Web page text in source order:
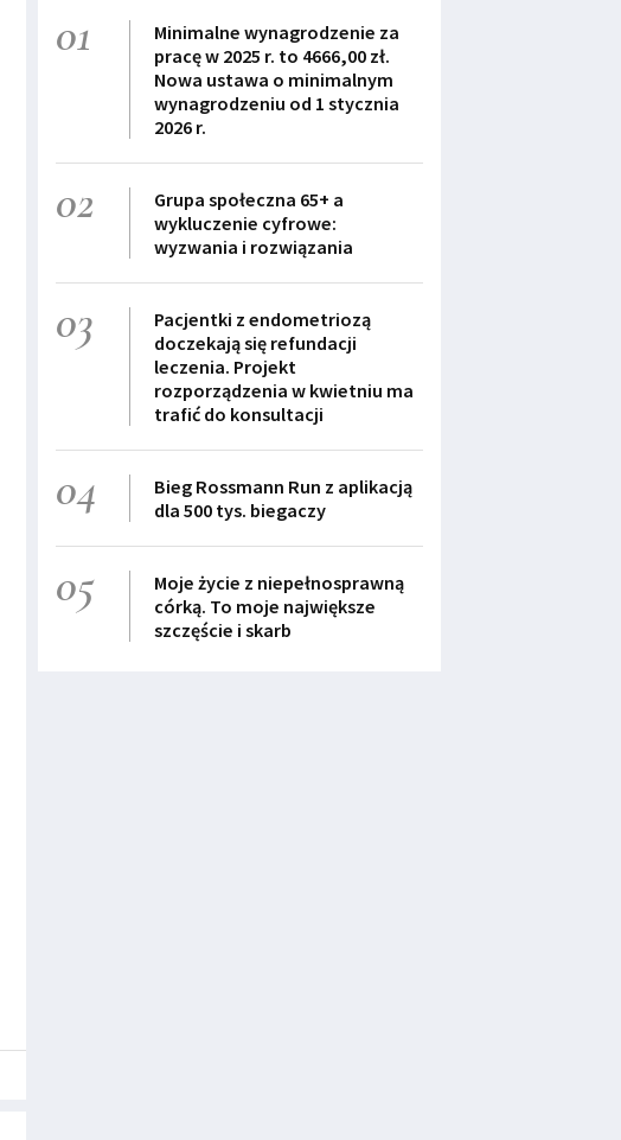
01
Minimalne wynagrodzenie za
pracę w 2025 r. to 4666,00 zł.
Nowa ustawa o minimalnym
wynagrodzeniu od 1 stycznia
2026 r.
02
Grupa społeczna 65+ a
wykluczenie cyfrowe:
wyzwania i rozwiązania
03
Pacjentki z endometriozą
doczekają się refundacji
leczenia. Projekt
rozporządzenia w kwietniu ma
trafić do konsultacji
04
Bieg Rossmann Run z aplikacją
dla 500 tys. biegaczy
05
Moje życie z niepełnosprawną
córką. To moje największe
szczęście i skarb